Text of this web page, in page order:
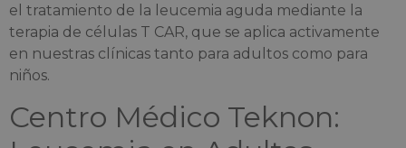
el tratamiento de la leucemia aguda mediante la
terapia de células T CAR, que se aplica activamente
en nuestras clínicas tanto para adultos como para
niños.
Centro Médico Teknon: